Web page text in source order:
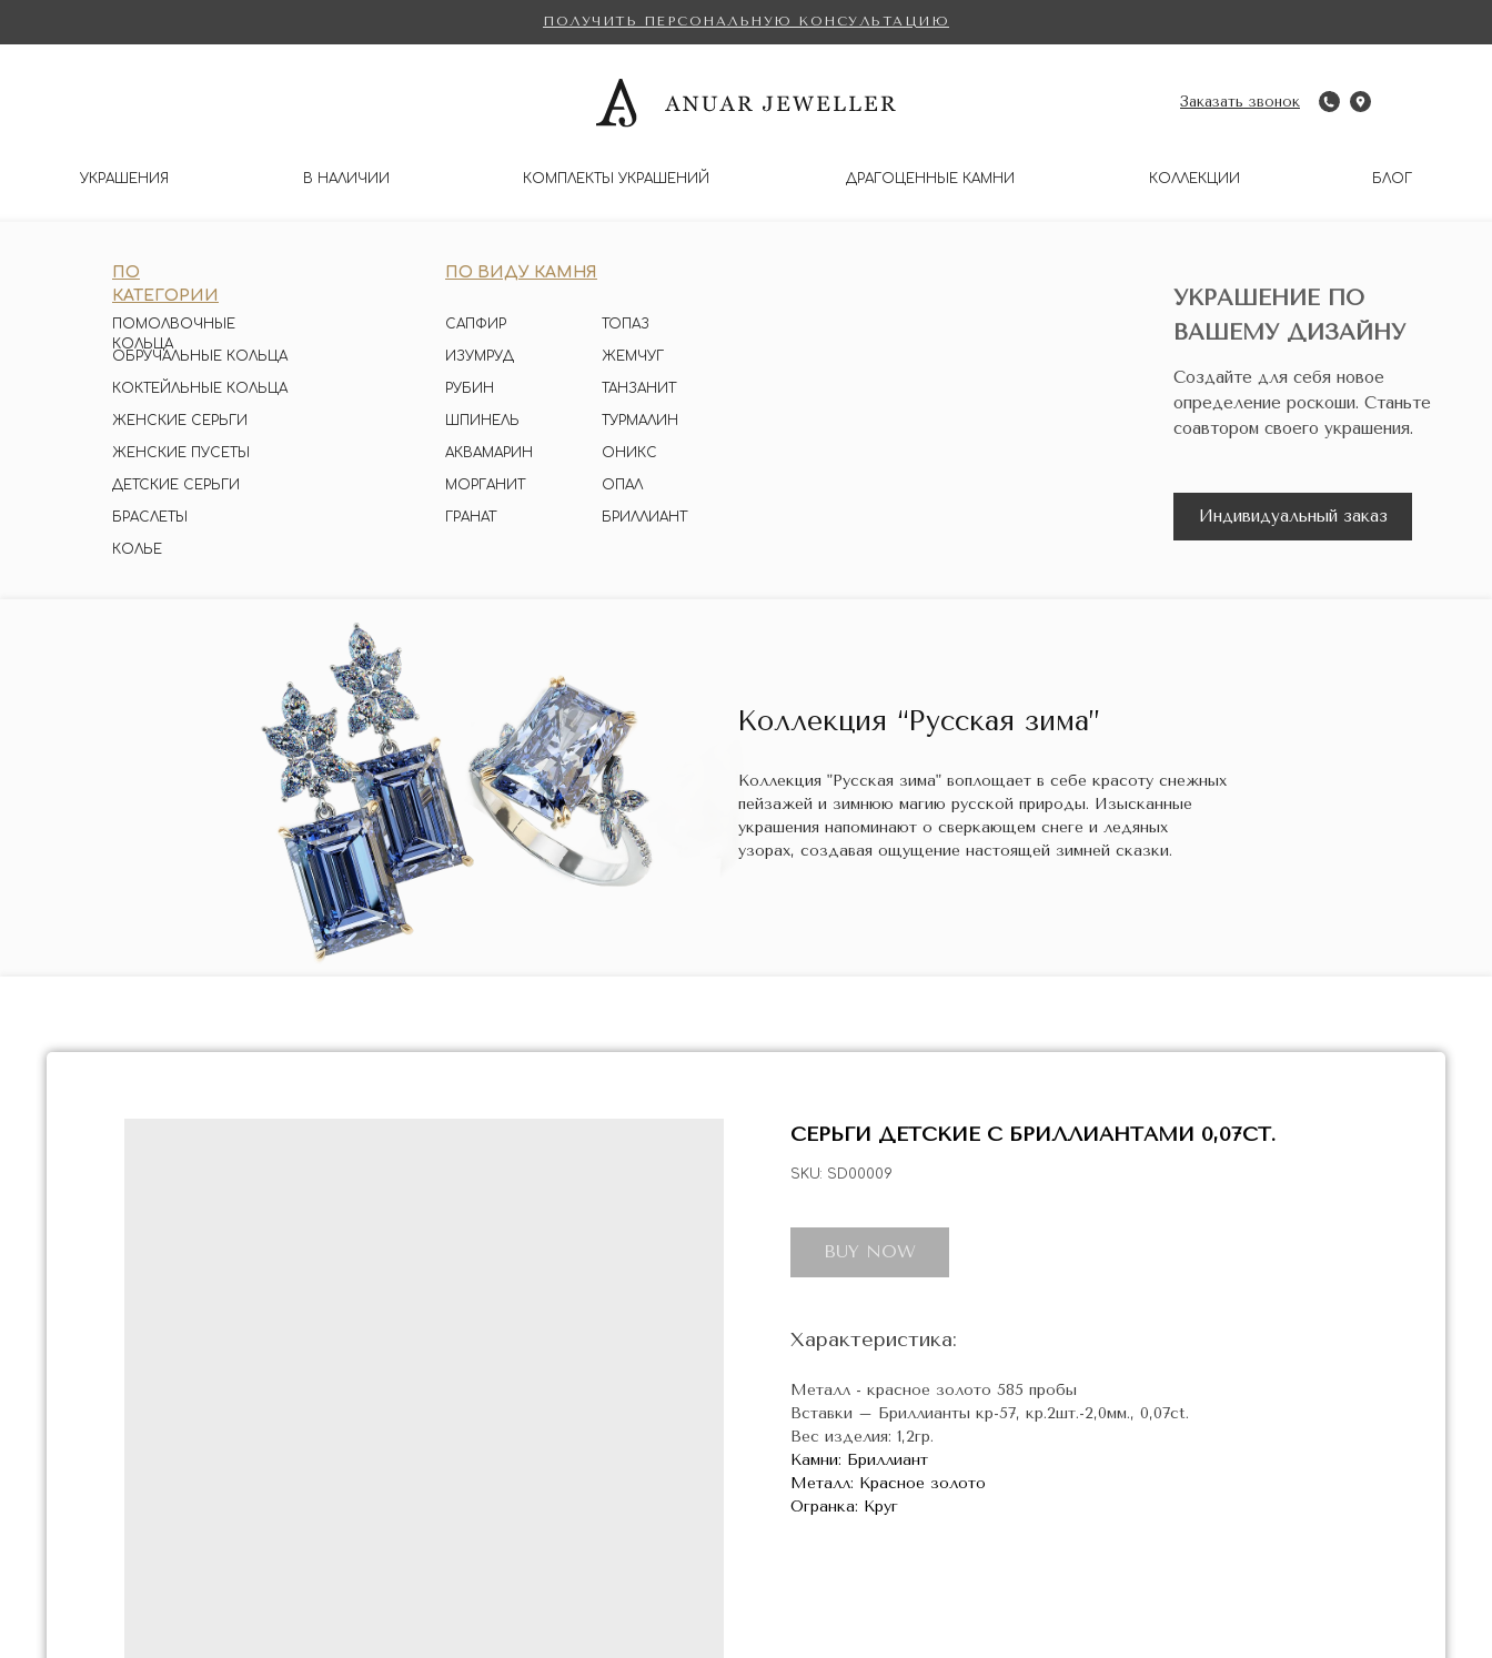
ДРАГОЦЕННЫЕ КАМНИ
УКРАШЕНИЯ КОМПЛЕКТЫ УКРАШЕНИЙ БЛОГ
КОЛЛЕКЦИИ
В НАЛИЧИИ
ПОЛУЧИТЬ ПЕРСОНАЛЬНУЮ КОНСУЛЬТАЦИЮ
Заказать звонок
ПО
КАТЕГОРИИ
ПОМОЛВОЧНЫЕ
КОЛЬЦА
ОБРУЧАЛЬНЫЕ КОЛЬЦА
ЖЕНСКИЕ СЕРЬГИ
КОКТЕЙЛЬНЫЕ КОЛЬЦА
ЖЕНСКИЕ ПУСЕТЫ
ДЕТСКИЕ СЕРЬГИ
БРАСЛЕТЫ
КОЛЬЕ
ПО ВИДУ КАМНЯ
САПФИР
ИЗУМРУД
ШПИНЕЛЬ
РУБИН
АКВАМАРИН
МОРГАНИТ
ГРАНАТ БРИЛЛИАНТ
ТОПАЗ
ЖЕМЧУГ
ТУРМАЛИН
ТАНЗАНИТ
ОНИКС
ОПАЛ
УКРАШЕНИЕ ПО
ВАШЕМУ ДИЗАЙНУ
Создайте для себя новое
определение роскоши. Станьте
соавтором своего украшения.
Индивидуальный заказ
Коллекция “Русская зима”
Коллекция "Русская зима" воплощает в себе красоту снежных
пейзажей и зимнюю магию русской природы. Изысканные
украшения напоминают о сверкающем снеге и ледяных
узорах, создавая ощущение настоящей зимней сказки.
СЕРЬГИ ДЕТСКИЕ С БРИЛЛИАНТАМИ 0,07CT.
SKU: SD00009
BUY NOW
Характеристика:
Металл - красное золото 585 пробы
Вставки – Бриллианты кр-57, кр.2шт.-2,0мм., 0,07ct.
Вес изделия: 1,2гр.
Камни: Бриллиант
Металл: Красное золото
Огранка: Круг